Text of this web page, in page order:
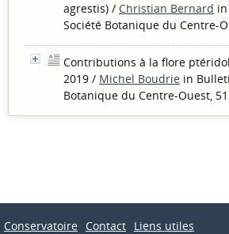
agrestis) / Christian Bernard
Société Botanique du Centre-
Contributions à la flore
2019 / Michel Boudrie in
Botanique du Centre-Ouest,
Conservatoire Contact Liens utiles